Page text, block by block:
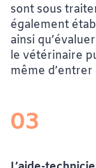
sont sous
également
ainsi
le vétérinaire
même
03